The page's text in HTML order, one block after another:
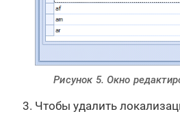
Рисунок 5. Окно
Чтобы удалить